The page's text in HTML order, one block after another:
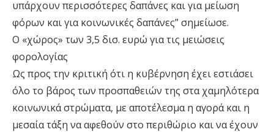
υπάρχουν περισσότερες δαπάνες και για μείωση
φόρων και για κοινωνικές δαπάνες” σημείωσε.
Ο «χώρος» των 3,5 δισ. ευρώ για τις μειώσεις
φορολογίας
Ως προς την κριτική ότι η κυβέρνηση έχει εστιάσει
όλο το βάρος των προσπαθειών της στα χαμηλότερα
κοινωνικά στρώματα, με αποτέλεσμα η αγορά και η
μεσαία τάξη να αφεθούν στο περιθώριο και να έχουν